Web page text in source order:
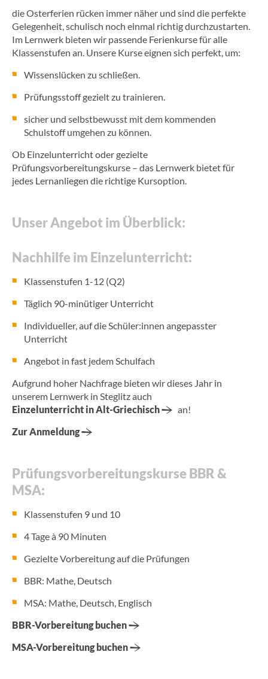
Jetzt kostenloses
Erstgespräch online buchen!
030 - 53 000 50
die Osterferien rücken immer näher und sind die perfekte
Gelegenheit, schulisch noch einmal richtig durchzustarten.
Im Lernwerk bieten wir passende Ferienkurse für alle
Klassenstufen an. Unsere Kurse eignen sich perfekt, um:
Wissenslücken zu schließen.
Prüfungsstoff gezielt zu trainieren.
sicher und selbstbewusst mit dem kommenden
Schulstoff umgehen zu können.
Ob Einzelunterricht oder gezielte
Prüfungsvorbereitungskurse – das Lernwerk bietet für
jedes Lernanliegen die richtige Kursoption.
Unser Angebot im Überblick:
Nachhilfe im Einzelunterricht:
Klassenstufen 1-12 (Q2)
Täglich 90-minütiger Unterricht
Individueller, auf die Schüler:innen angepasster
Unterricht
Angebot in fast jedem Schulfach
Aufgrund hoher Nachfrage bieten wir dieses Jahr in
unserem Lernwerk in Steglitz auch
Einzelunterricht in Alt-Griechisch
an!
Zur Anmeldung
Prüfungsvorbereitungskurse BBR &
MSA:
Klassenstufen 9 und 10
4 Tage à 90 Minuten
Gezielte Vorbereitung auf die Prüfungen
BBR: Mathe, Deutsch
MSA: Mathe, Deutsch, Englisch
BBR-Vorbereitung buchen
MSA-Vorbereitung buchen